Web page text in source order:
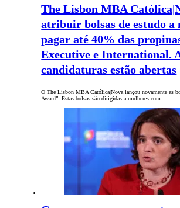
The Lisbon MBA
atribuir bolsas de estudo a
pagar até 40% das
Executive e International.
candidaturas estão abertas
O The Lisbon MBA Católica|Nova lançou novamente as
Award”. Estas bolsas são dirigidas a mulheres com…